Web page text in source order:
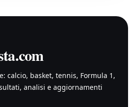
calcio, basket, tennis, Formula 1,
analisi e aggiornamenti